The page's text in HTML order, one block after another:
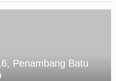
Penambang Batu